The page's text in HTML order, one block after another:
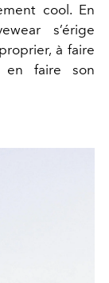
cool. En
s’érige
à faire
en faire son